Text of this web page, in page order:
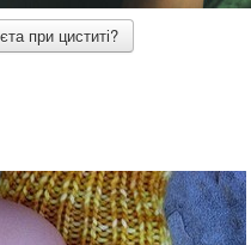
при циститі?